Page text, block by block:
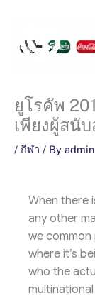
content
ยูโรคัพ
เพียงผู้สนั
/ กีฬา / By admin
When there
any other
we
where it’s
who the